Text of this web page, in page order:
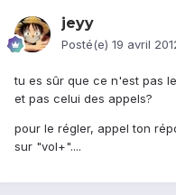
jeyy
Posté(e) 19 avril
tu es sûr que ce n'est pas
et pas celui des appels?
pour le régler, appel ton
sur "vol+"....